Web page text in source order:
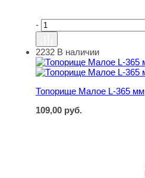
-
Топорище Малое L-365 мм
2232 В наличии
Топорище Малое L-365 мм
109,00 руб.